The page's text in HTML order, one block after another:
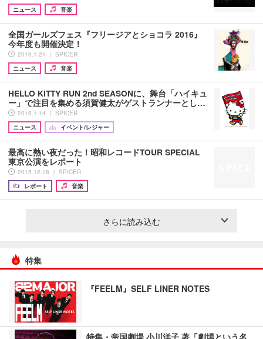
ニュース
音楽
全国ガールズフェス『フリージアとショコラ 2016』
今年度も開催決定！
2016.1.21 ｜ SPICER
ニュース
音楽
HELLO KITTY RUN 2nd SEASONに、舞台「ハイキュ
ー」で注目を集める須賀健太がゲストランナーとし…
2016.1.14 ｜ SPICER
ニュース
イベント/レジャー
最高に熱い夜だった！昭和レコードTOUR SPECIAL
東京公演をレポート
2015.12.18 ｜ SPICER
レポート
音楽
さらに読み込む
特集
『FEELM』SELF LINER NOTES
特集・帝国劇場 小川洋子 著「劇場という名